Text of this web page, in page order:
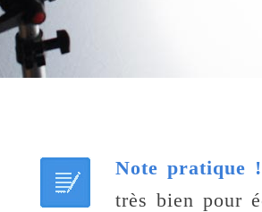
Note pratique !
très bien pour